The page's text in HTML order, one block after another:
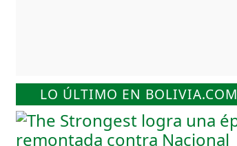
LO ÚLTIMO EN BOLIVIA.COM